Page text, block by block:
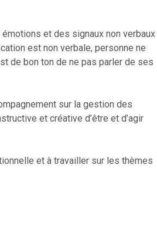
et des signaux non verbaux
est non verbale, personne ne
de bon ton de ne pas parler de ses
sur la gestion des
et créative d’être et d’agir
et à travailler sur les thèmes